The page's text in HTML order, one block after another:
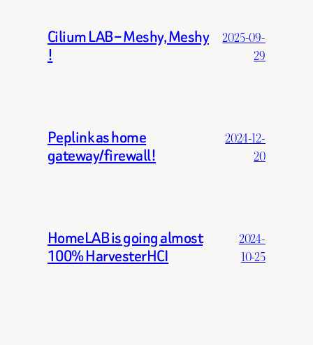
Cilium LAB – Meshy, Meshy
!
2025-09-
29
Peplink as home
gateway/firewall!
2024-12-
20
HomeLAB is going almost
100% HarvesterHCI
2024-
10-25